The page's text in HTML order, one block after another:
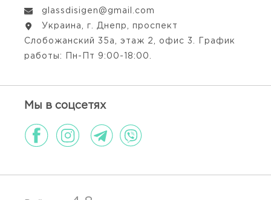
glassdisigen@gmail.com
Украина, г. Днепр, проспект
Слобожанский 35а, этаж 2, офис 3. График
работы: Пн-Пт 9:00-18:00.
Мы в соцсетях